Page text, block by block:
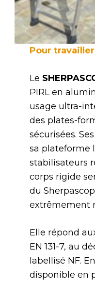
Pour
Le
PIRL en
usage ultra-
des plates-
sécurisées.
sa plateforme
stabilisateurs
corps rigide
du
extrêmement
Elle répond
EN 131-7, au
labellisé NF.
disponible en